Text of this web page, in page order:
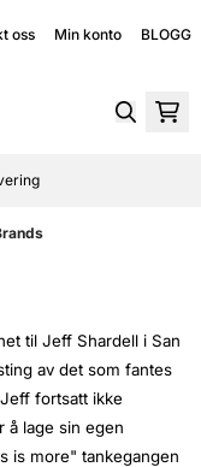
oss Min konto BLOGG
til Jeff Shardell i San
av det som fantes
fortsatt ikke
å lage sin egen
is more" tankegangen